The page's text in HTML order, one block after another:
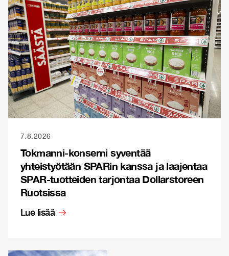
7.8.2026
Tokmanni-konserni syventää
yhteistyötään SPARin kanssa ja laajentaa
SPAR-tuotteiden tarjontaa Dollarstoreen
Ruotsissa
Lue lisää